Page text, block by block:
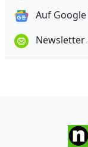
Auf